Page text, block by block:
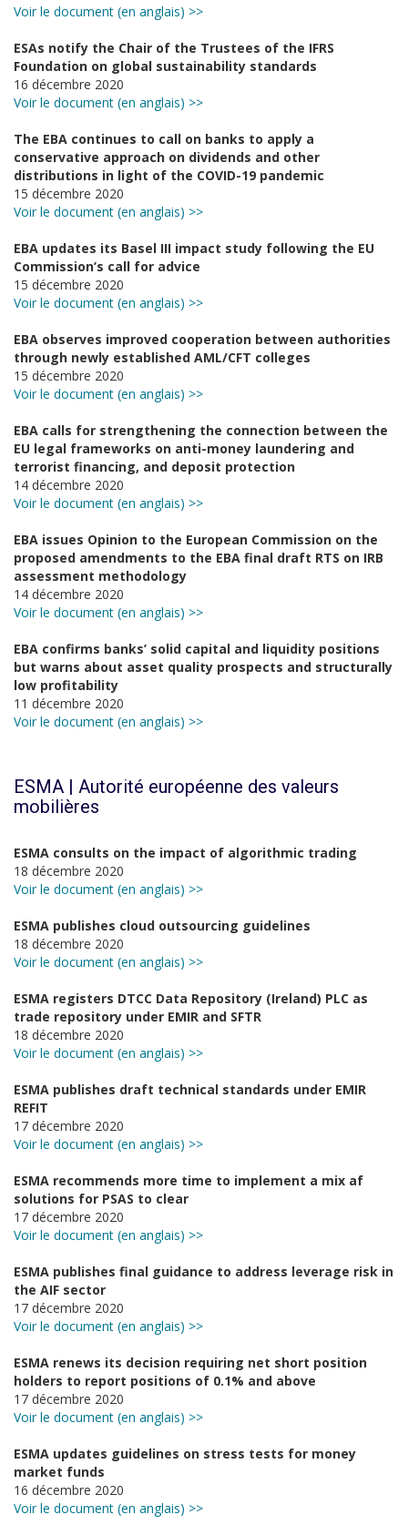
Voir le document (en anglais) >>
ESAs notify the Chair of the Trustees of the IFRS
Foundation on global sustainability standards
16 décembre 2020
Voir le document (en anglais) >>
The EBA continues to call on banks to apply a
conservative approach on dividends and other
distributions in light of the COVID-19 pandemic
15 décembre 2020
Voir le document (en anglais) >>
EBA updates its Basel III impact study following the EU
Commission’s call for advice
15 décembre 2020
Voir le document (en anglais) >>
EBA observes improved cooperation between authorities
through newly established AML/CFT colleges
15 décembre 2020
Voir le document (en anglais) >>
EBA calls for strengthening the connection between the
EU legal frameworks on anti-money laundering and
terrorist financing, and deposit protection
14 décembre 2020
Voir le document (en anglais) >>
EBA issues Opinion to the European Commission on the
proposed amendments to the EBA final draft RTS on IRB
assessment methodology
14 décembre 2020
Voir le document (en anglais) >>
EBA confirms banks’ solid capital and liquidity positions
but warns about asset quality prospects and structurally
low profitability
11 décembre 2020
Voir le document (en anglais) >>
ESMA | Autorité européenne des valeurs
mobilières
ESMA consults on the impact of algorithmic trading
18 décembre 2020
Voir le document (en anglais) >>
ESMA publishes cloud outsourcing guidelines
18 décembre 2020
Voir le document (en anglais) >>
ESMA registers DTCC Data Repository (Ireland) PLC as
trade repository under EMIR and SFTR
18 décembre 2020
Voir le document (en anglais) >>
ESMA publishes draft technical standards under EMIR
REFIT
17 décembre 2020
Voir le document (en anglais) >>
ESMA recommends more time to implement a mix af
solutions for PSAS to clear
17 décembre 2020
Voir le document (en anglais) >>
ESMA publishes final guidance to address leverage risk in
the AIF sector
17 décembre 2020
Voir le document (en anglais) >>
ESMA renews its decision requiring net short position
holders to report positions of 0.1% and above
17 décembre 2020
Voir le document (en anglais) >>
ESMA updates guidelines on stress tests for money
market funds
16 décembre 2020
Voir le document (en anglais) >>